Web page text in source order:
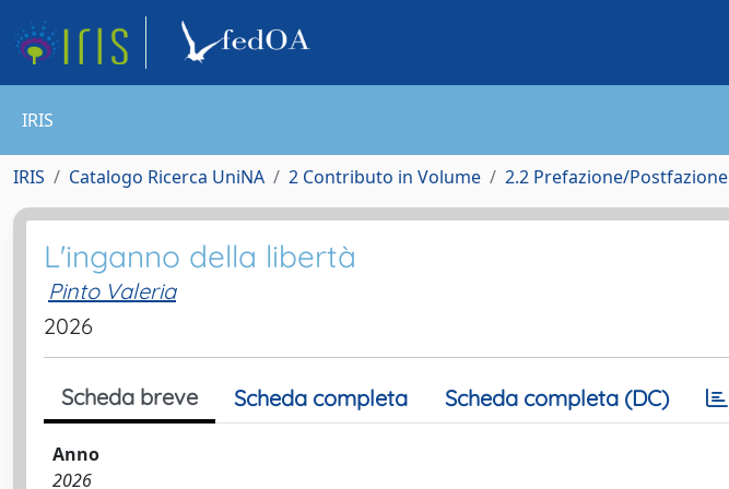
IRIS
IRIS Catalogo Ricerca UniNA 2 Contributo in Volume 2.2 Prefazione/Postfazione
L'inganno della libertà
Pinto Valeria
2026
Scheda breve Scheda completa Scheda completa (DC)
Anno
2026